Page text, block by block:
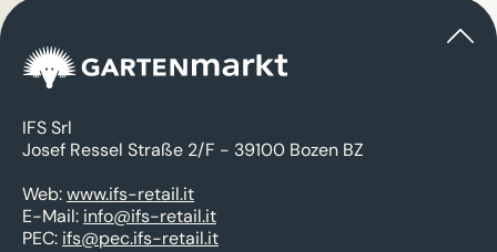
IFS Srl
Josef Ressel Straße 2/F - 39100 Bozen BZ
Web:www.ifs-retail.it
E-Mail: info@ifs-retail.it
PEC: ifs@pec.ifs-retail.it